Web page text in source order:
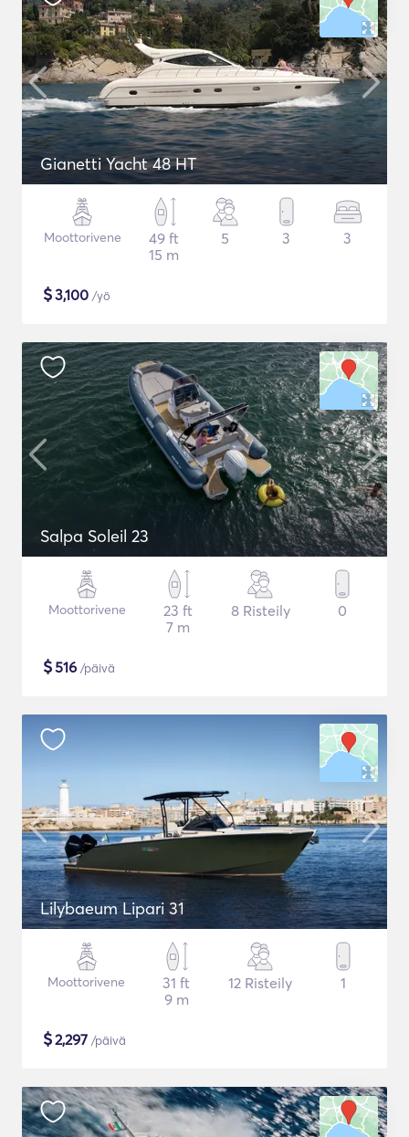
Gianetti Yacht 48 HT
Moottorivene
49 ft
15 m
5 3 3
$3,100 /yö
Salpa Soleil 23
Moottorivene
23 ft
7 m
8 Risteily 0
$516 /päivä
Lilybaeum Lipari 31
Moottorivene
31 ft
9 m
12 Risteily 1
$2,297 /päivä